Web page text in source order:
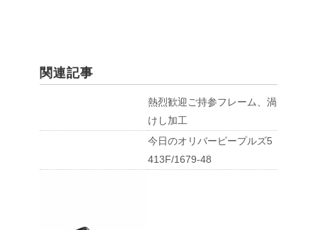
関連記事
熱烈歓迎ご持参フレーム、渦
けし加工
今日のオリバーピープルズ5
413F/1679-48